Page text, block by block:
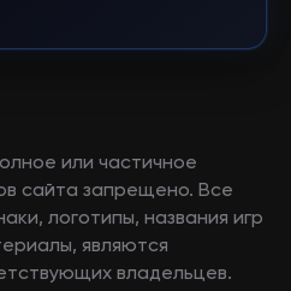
или частичное
сайта запрещено. Все
логотипы, названия игр
являются
владельцев.